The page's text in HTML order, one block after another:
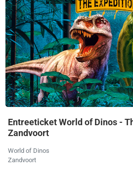
Entreeticket World of Dinos -
Zandvoort
World of Dinos
Zandvoort